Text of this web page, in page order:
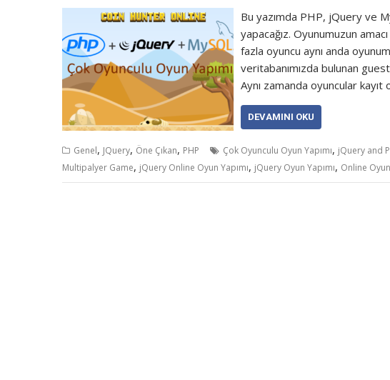
Bu yazımda PHP, jQuery ve
yapacağız. Oyunumuzun
fazla oyuncu aynı anda
veritabanımızda bulunan
Aynı zamanda oyuncular
DEVAMINI OKU
Genel, JQuery, Öne Çıkan, PHP Çok Oyunculu Oyun Yapımı, jQuery and
Multipalyer Game, jQuery Online Oyun Yapımı, jQuery Oyun Yapımı, Online Oyun